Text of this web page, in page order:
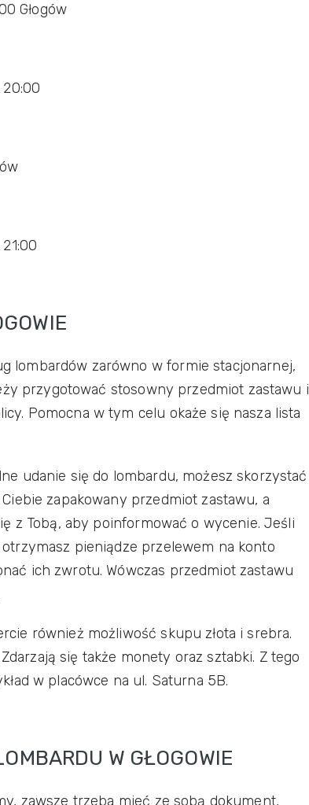
Głogów
20:00
lombardów zarówno w formie stacjonarnej,
przygotować stosowny przedmiot zastawu i
Pomocna w tym celu okaże się nasza lista
udanie się do lombardu, możesz skorzystać
zapakowany przedmiot zastawu, a
z Tobą, aby poinformować o wycenie. Jeśli
pieniądze przelewem na konto
ich zwrotu. Wówczas przedmiot zastawu
również możliwość skupu złota i srebra.
się także monety oraz sztabki. Z tego
w placówce na ul. Saturna 5B.
W GŁOGOWIE
zawsze trzeba mieć ze sobą dokument,